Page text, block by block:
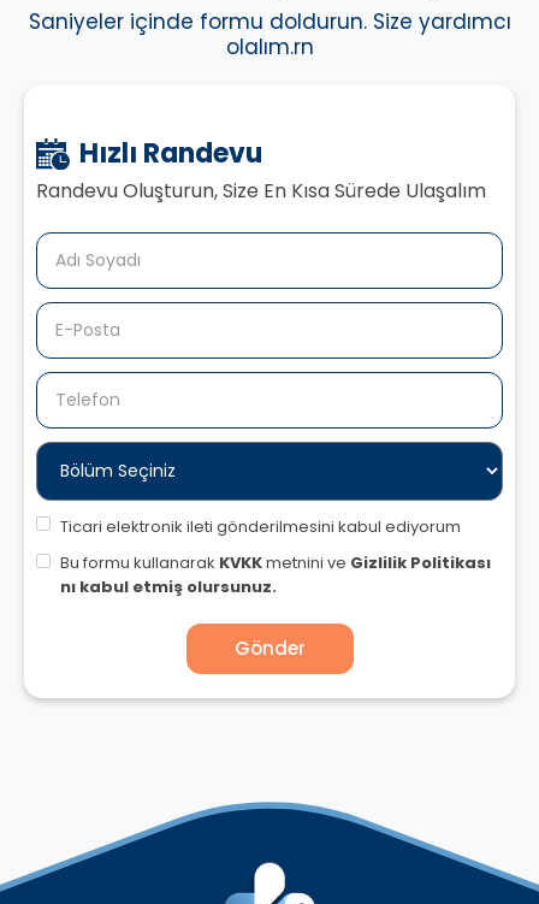
Saniyeler içinde formu doldurun. Size yardımcı
olalım.rn
Hızlı Randevu
Randevu Oluşturun, Size En Kısa Sürede Ulaşalım
Ticari elektronik ileti gönderilmesini kabul ediyorum
Bu formu kullanarak KVKKmetnini ve Gizlilik Politikası
nı kabul etmiş olursunuz.